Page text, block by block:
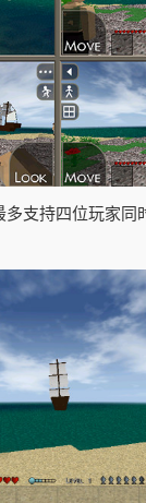
支持四位玩家同